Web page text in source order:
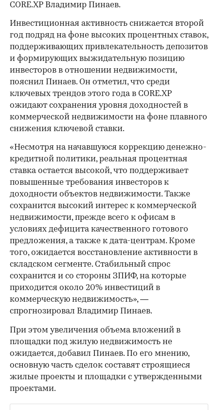
CORE.XP Владимир Пинаев.
Инвестиционная активность снижается второй
год подряд на фоне высоких процентных ставок,
поддерживающих привлекательность депозитов
и формирующих выжидательную позицию
инвесторов в отношении недвижимости,
пояснил Пинаев. Он отметил, что среди
ключевых трендов этого года в CORE.XP
ожидают сохранения уровня доходностей в
коммерческой недвижимости на фоне плавного
снижения ключевой ставки.
«Несмотря на начавшуюся коррекцию денежно-
кредитной политики, реальная процентная
ставка остается высокой, что поддерживает
повышенные требования инвесторов к
доходности объектов недвижимости. Также
сохранится высокий интерес к коммерческой
недвижимости, прежде всего к офисам в
условиях дефицита качественного готового
предложения, а также к дата-центрам. Кроме
того, ожидается восстановление активности в
складском сегменте. Стабильный спрос
сохранится и со стороны ЗПИФ, на которые
приходится около 20% инвестиций в
коммерческую недвижимость», —
спрогнозировал Владимир Пинаев.
При этом увеличения объема вложений в
площадки под жилую недвижимость не
ожидается, добавил Пинаев. По его мнению,
основную часть сделок составят строящиеся
жилые проекты и площадки с утвержденными
проектами.